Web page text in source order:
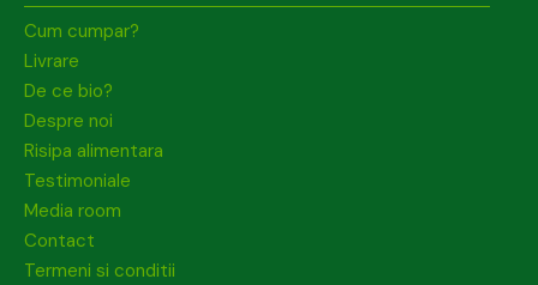
Cum cumpar?
Livrare
De ce bio?
Despre noi
Risipa alimentara
Testimoniale
Media room
Contact
Termeni si conditii